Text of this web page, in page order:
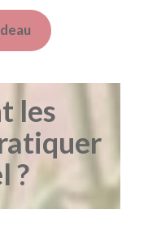
les
?